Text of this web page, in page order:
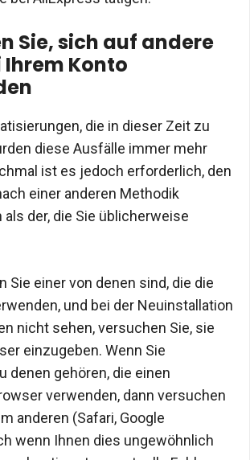
Sie, sich auf andere
Ihrem Konto
die in dieser Zeit zu
diese Ausfälle immer mehr
ist es jedoch erforderlich, den
einer anderen Methodik
der, die Sie üblicherweise
Sie einer von denen sind, die die
und bei der Neuinstallation
nicht sehen, versuchen Sie, sie
einzugeben. Wenn Sie
denen gehören, die einen
verwenden, dann versuchen
anderen (Safari, Google
wenn Ihnen dies ungewöhnlich